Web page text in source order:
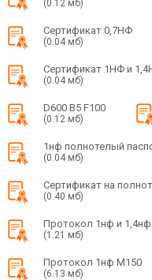
(0.12 мб)
Сертификат 0,7НФ
(0.04 мб)
Сертификат 1НФ и
(0.04 мб)
D600 B5 F100
(0.12 мб)
1нф полнотелый
(0.04 мб)
Сертификат на
(0.40 мб)
Протокол 1нф и
(1.21 мб)
Протокол 1нф М150
(6.13 мб)